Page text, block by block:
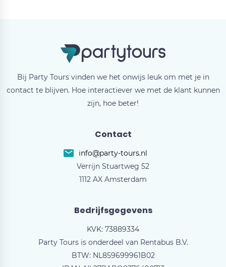
Bij Party Tours vinden we het onwijs leuk om met je in
contact te blijven. Hoe interactiever we met de klant kunnen
zijn, hoe beter!
Contact
info@party-tours.nl
Verrijn Stuartweg 52
1112 AX Amsterdam
Bedrijfsgegevens
KVK: 73889334
Party Tours is onderdeel van Rentabus B.V.
BTW: NL859699961B02